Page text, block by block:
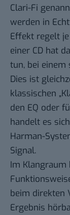
Clari-Fi
werden in
Effekt regelt
einer CD hat
tun, bei einem
Dies ist
klassischen
den EQ oder
handelt es
Harman-
Signal.
Im Klangraum
beim direkten
Ergebnis